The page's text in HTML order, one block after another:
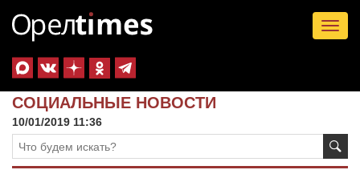
СОЦИАЛЬНЫЕ НОВОСТИ
10/01/2019 11:36